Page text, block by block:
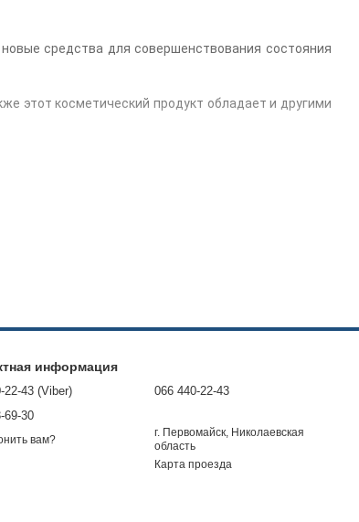
средства для совершенствования состояния
этот косметический продукт обладает и другими
сохраняя общий положительный результат:
усталости.
информация
22-43 (Viber)
69-30
вам?
066 440-22-43
г. Первомайск, Николаевская
область
Карта проезда